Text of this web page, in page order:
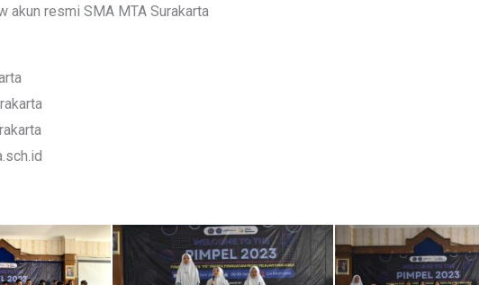
akun resmi SMA MTA Surakarta